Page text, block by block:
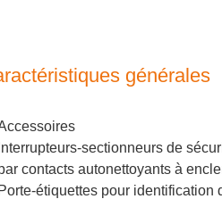
générales
Interrupteurs-sectionneurs de
contacts autonettoyants à
Porte-étiquettes pour identification